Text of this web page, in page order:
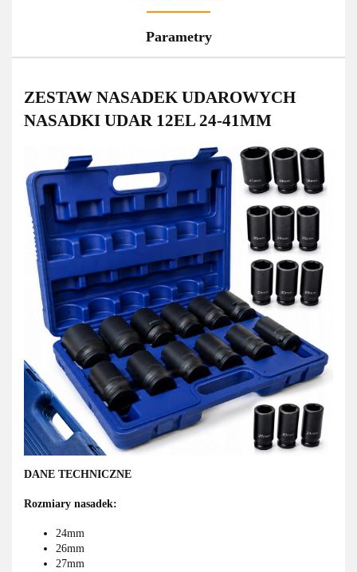
Parametry
ZESTAW NASADEK UDAROWYCH
NASADKI UDAR 12EL 24-41MM
DANE TECHNICZNE
Rozmiary nasadek:
24mm
26mm
27mm